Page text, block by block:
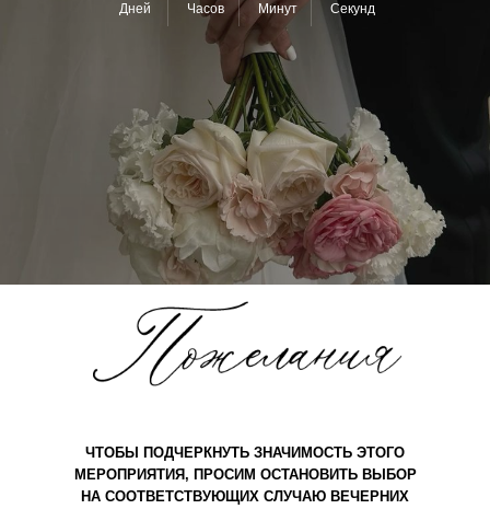
Дней Часов Минут Секунд
ЧТОБЫ ПОДЧЕРКНУТЬ ЗНАЧИМОСТЬ ЭТОГО
МЕРОПРИЯТИЯ, ПРОСИМ ОСТАНОВИТЬ ВЫБОР
НА СООТВЕТСТВУЮЩИХ СЛУЧАЮ ВЕЧЕРНИХ